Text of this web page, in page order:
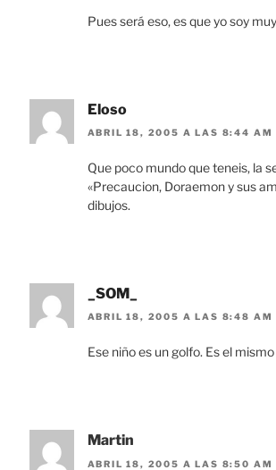
Pues será eso, es que yo soy
Eloso
ABRIL 18, 2005 A LAS 8:44 AM
Que poco mundo que teneis, la
«Precaucion, Doraemon y sus
dibujos.
_SOM_
ABRIL 18, 2005 A LAS 8:48 AM
Ese niño es un golfo. Es el
Martin
ABRIL 18, 2005 A LAS 8:50 AM